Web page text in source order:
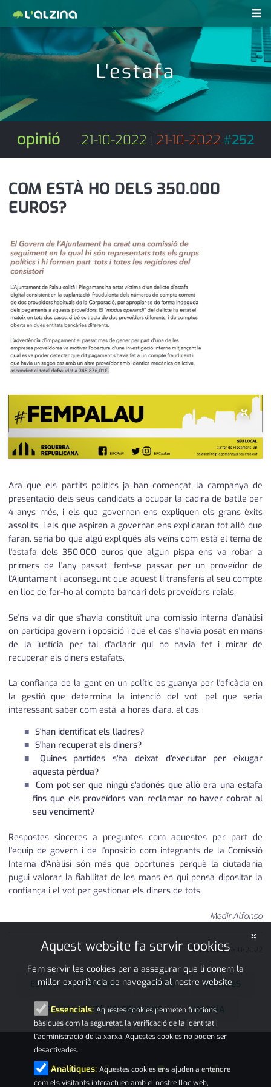
notícies
últimes notícies
activitats
agenda
esports
medi ambient
opinió
promo serveis
salut
serveis
successos
urbanisme
editorial
revistes pdf
anunciants
subscripció
telèfons
calendari
L'estafa
opinió 21-10-2022 | 21-10-2022#252
COM ESTÀ HO DELS 350.000
EUROS?
×
Ara que els partits polítics ja han començat la campanya de
presentació dels seus candidats a ocupar la cadira de batlle per
4 anys més, i els que governen ens expliquen els grans èxits
assolits, i els que aspiren a governar ens explicaran tot allò que
faran, seria bo que algú expliqués als veïns com està el tema de
l'estafa dels 350.000 euros que algun pispa ens va robar a
primers de l'any passat, fent-se passar per un proveïdor de
l'Ajuntament i aconseguint que aquest li transferís al seu compte
en lloc de fer-ho al compte bancari dels proveïdors reials.
Se'ns va dir que s'havia constituït una comissió interna d'anàlisi
on participa govern i oposició i que el cas s'havia posat en mans
de la justícia per tal d'aclarir qui ho havia fet i mirar de
recuperar els diners estafats.
La confiança de la gent en un polític es guanya per l'eficàcia en
la gestió que determina la intenció del vot, pel que seria
interessant saber com està, a hores d'ara, el cas.
S'han identificat els lladres?
S'han recuperat els diners?
Quines partides s'ha deixat d'executar per eixugar
aquesta pèrdua?
Com pot ser que ningú s'adonés que allò era una estafa
fins que els proveïdors van reclamar no haver cobrat al
seu venciment?
Respostes sinceres a preguntes com aquestes per part de
l'equip de govern i de l'oposició com integrants de la Comissió
Interna d'Anàlisi són més que oportunes perquè la ciutadania
pugui valorar la fiabilitat de les mans en qui pensa dipositar la
confiança i el vot per gestionar els diners de tots.
Medir Alfonso
M Alfonso11
ESTAFA AJUNTAMENT OPINIÓ NOTÍCIES
PALAU-SOLITÀ I PLEGAMANS L'ALZINA
×
Aquest website fa servir cookies
Fem servir les cookies per a assegurar que li donem la
millor experiència de navegació al nostre website.
Essencials: Aquestes cookies permeten funcions
bàsiques com la seguretat, la verificació de la identitat i
l'administració de la xarxa. Aquestes cookies no poden ser
desactivades.
Analítiques: Aquestes cookies ens ajuden a entendre
com els visitants interactuen amb el nostre lloc web,